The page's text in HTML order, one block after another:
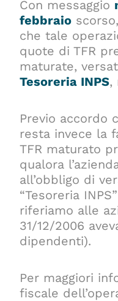
Con messaggio
febbraio
che tale
quote di TFR
maturate,
Tesoreria INPS,
Previo accordo
resta invece la
TFR maturato
qualora
all’obbligo di
“Tesoreria
riferiamo alle
31/12/2006
dipendenti).
Per maggiori
fiscale